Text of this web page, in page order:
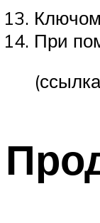
Ключом
При